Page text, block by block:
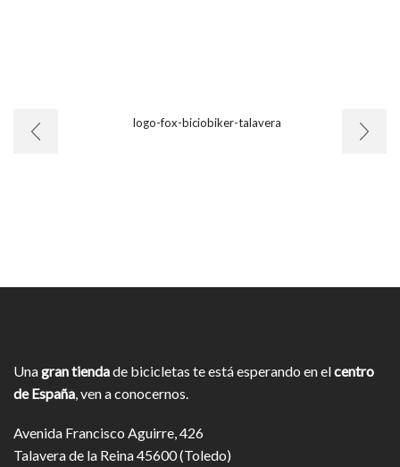
Unagran tiendade bicicletas te está esperando en elcentro
de España, ven a conocernos.
Avenida Francisco Aguirre, 426
Talavera de la Reina 45600 (Toledo)